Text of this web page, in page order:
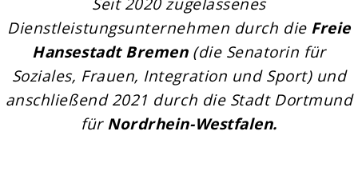
Dienstleistungsunternehmen durch die Freie
Hansestadt Bremen(die Senatorin für
Soziales, Frauen, Integration und Sport) und
anschließend 2021 durch die Stadt Dortmund
fürNordrhein-Westfalen.